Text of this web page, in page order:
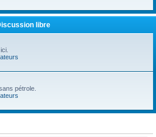
libre
pétrole.